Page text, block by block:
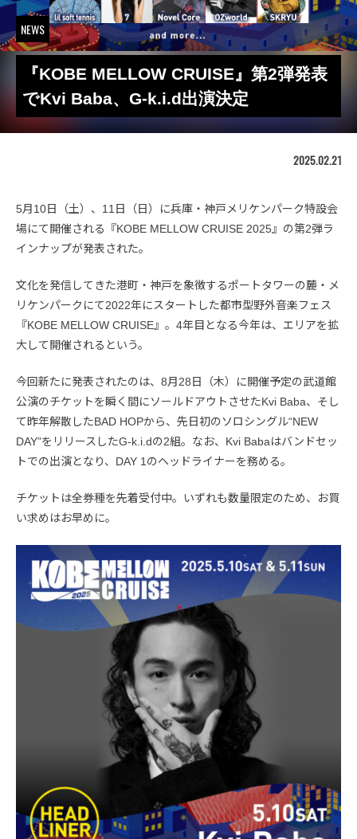
NEWS
『KOBE MELLOW CRUISE』第2弾発表
でKvi Baba、G-k.i.d出演決定
2025.02.21
5月10日（土）、11日（日）に兵庫・神戸メリケンパーク特設会
場にて開催される『KOBE MELLOW CRUISE 2025』の第2弾ラ
インナップが発表された。
文化を発信してきた港町・神戸を象徴するポートタワーの麓・メ
リケンパークにて2022年にスタートした都市型野外音楽フェス
『KOBE MELLOW CRUISE』。4年目となる今年は、エリアを拡
大して開催されるという。
今回新たに発表されたのは、8月28日（木）に開催予定の武道館
公演のチケットを瞬く間にソールドアウトさせたKvi Baba、そし
て昨年解散したBAD HOPから、先日初のソロシングル“NEW
DAY”をリリースしたG-k.i.dの2組。なお、Kvi Babaはバンドセッ
トでの出演となり、DAY 1のヘッドライナーを務める。
チケットは全券種を先着受付中。いずれも数量限定のため、お買
い求めはお早めに。